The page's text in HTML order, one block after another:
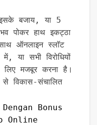
बजाय, या 5
पोकर हाथ इकट्ठा
ऑनलाइन स्लॉट
या सभी विरोधियों
मजबूर करना है।
विकास-संचालित
Bonus
Online